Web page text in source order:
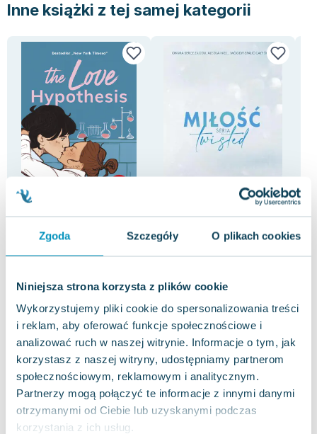
Zgoda Szczegóły O plikach cookies
Niniejsza strona korzysta z plików cookie
Wykorzystujemy pliki cookie do spersonalizowania treści
i reklam, aby oferować funkcje społecznościowe i
analizować ruch w naszej witrynie. Informacje o tym, jak
korzystasz z naszej witryny, udostępniamy partnerom
społecznościowym, reklamowym i analitycznym.
Partnerzy mogą połączyć te informacje z innymi danymi
otrzymanymi od Ciebie lub uzyskanymi podczas
korzystania z ich usług.
Inne książki z tej samej kategorii
The Love Hypothesis
Ali Hazelwood
Miękka Pakujemy 10.08
35.85 zł nowa
Do koszyka
-68%
Miłość. Seria Twisted
Ana Huang
Miękka Pakujemy 10.08
15.05 zł jak nowa
Do koszyka